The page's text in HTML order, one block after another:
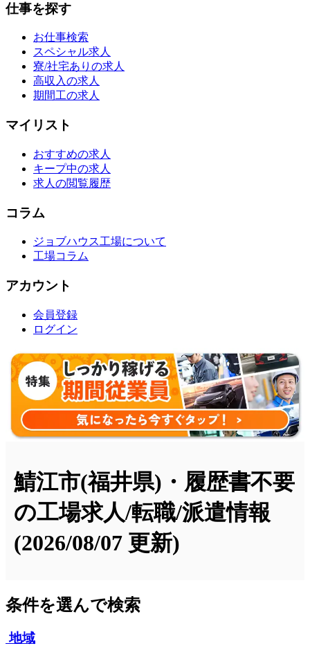
仕事を探す
お仕事検索
スペシャル求人
寮/社宅ありの求人
高収入の求人
期間工の求人
マイリスト
おすすめの求人
キープ中の求人
求人の閲覧履歴
コラム
ジョブハウス工場について
工場コラム
アカウント
会員登録
ログイン
鯖江市(福井県)・履歴書不要
の工場求人/転職/派遣情報
(2026/08/07 更新)
条件を選んで検索
地域